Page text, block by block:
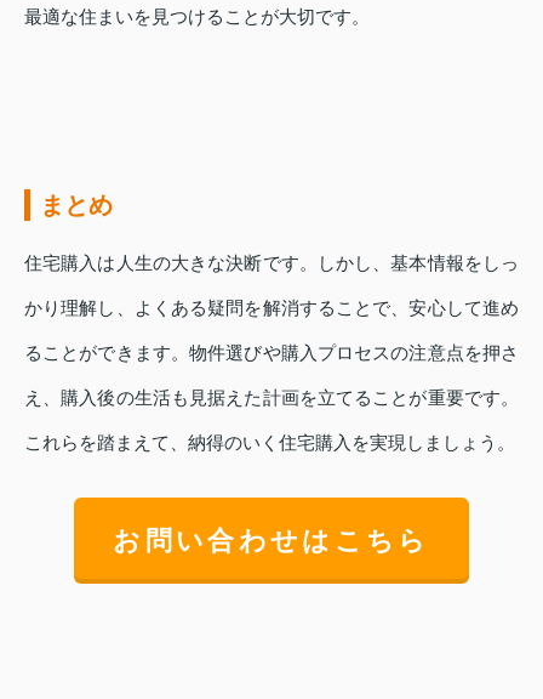
最適な住まいを見つけることが大切です。
まとめ
住宅購入は人生の大きな決断です。しかし、基本情報をしっ
かり理解し、よくある疑問を解消することで、安心して進め
ることができます。物件選びや購入プロセスの注意点を押さ
え、購入後の生活も見据えた計画を立てることが重要です。
これらを踏まえて、納得のいく住宅購入を実現しましょう。
お問い合わせはこちら